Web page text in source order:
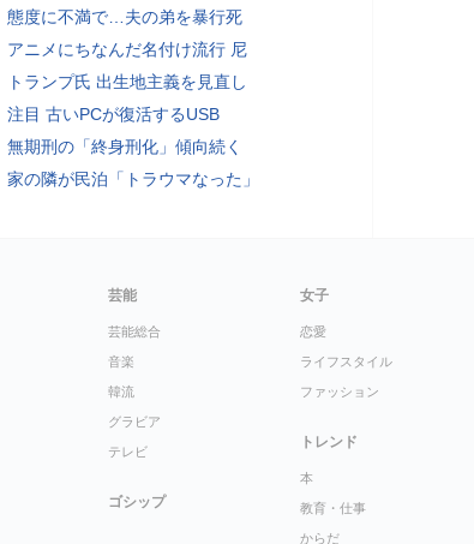
態度に不満で…夫の弟を暴行死
アニメにちなんだ名付け流行 尼
トランプ氏 出生地主義を見直し
注目 古いPCが復活するUSB
無期刑の「終身刑化」傾向続く
家の隣が民泊「トラウマなった」
芸能
芸能総合
音楽
韓流
グラビア
テレビ
ゴシップ
女子
恋愛
ライフスタイル
ファッション
トレンド
本
教育・仕事
からだ